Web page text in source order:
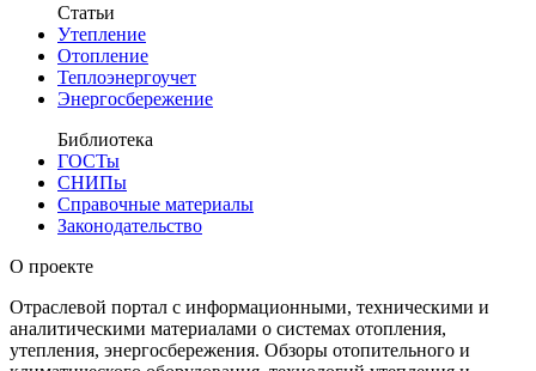
Статьи
Утепление
Отопление
Теплоэнергоучет
Энергосбережение
Библиотека
ГОСТы
СНИПы
Справочные материалы
Законодательство
О проекте
Отраслевой портал с информационными, техническими и
аналитическими материалами о системах отопления,
утепления, энергосбережения. Обзоры отопительного и